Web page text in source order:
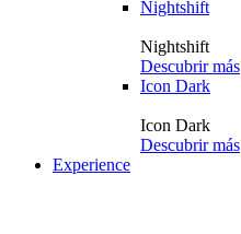
Nightshift
Nightshift
Descubrir más
Icon Dark
Icon Dark
Descubrir más
Experience